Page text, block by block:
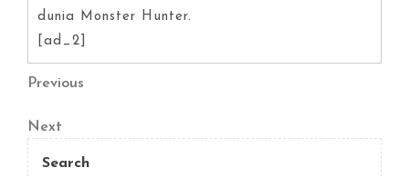
dunia Monster Hunter.
[ad_2]
Post
navigation
Previous
Previous
Next
Post
Next
Search